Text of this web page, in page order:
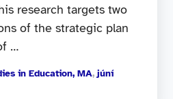
research targets two
of the strategic plan
…
in Education, MA, júní